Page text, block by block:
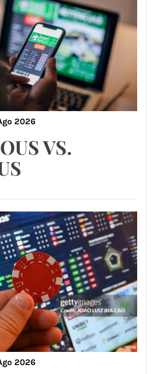
2026
VS.
2026